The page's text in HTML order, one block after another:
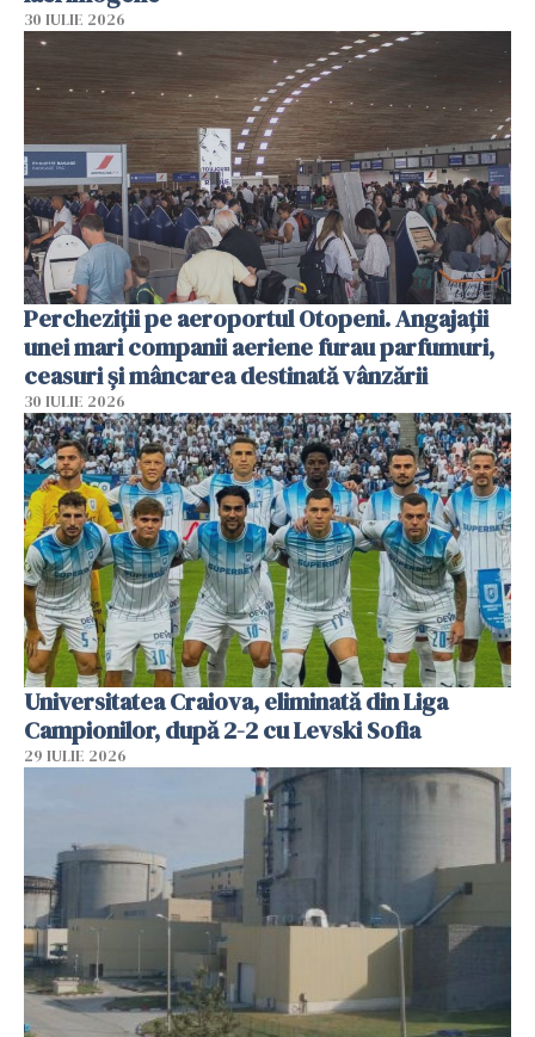
30 IULIE 2026
Percheziții pe aeroportul Otopeni. Angajații
unei mari companii aeriene furau parfumuri,
ceasuri și mâncarea destinată vânzării
30 IULIE 2026
Universitatea Craiova, eliminată din Liga
Campionilor, după 2-2 cu Levski Sofia
29 IULIE 2026